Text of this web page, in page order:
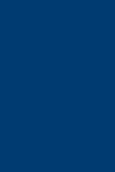
on-line
é um formato do